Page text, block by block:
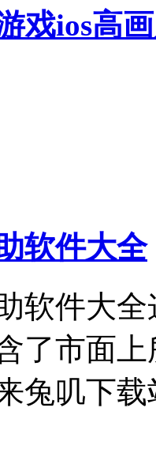
戏ios高
软件大全
软件大
了市面
兔叽下